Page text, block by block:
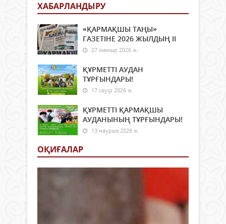
ХАБАРЛАНДЫРУ
«ҚАРМАҚШЫ ТАҢЫ»
ГАЗЕТІНЕ 2026 ЖЫЛДЫҢ ІI
27 мамыр 2026 ж.
ҚҰРМЕТТІ АУДАН
ТҰРҒЫНДАРЫ!
17 сәуір 2026 ж.
ҚҰРМЕТТІ ҚАРМАҚШЫ
АУДАНЫНЫҢ ТҰРҒЫНДАРЫ!
13 наурыз 2026 ж.
ОҚИҒАЛАР